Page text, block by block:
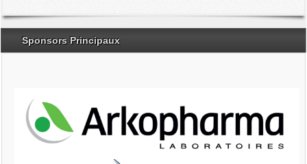
Sponsors Principaux